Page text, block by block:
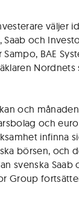
väljer
och
BAE
och
och
infinna
börsen, och
svenska Saab
Group